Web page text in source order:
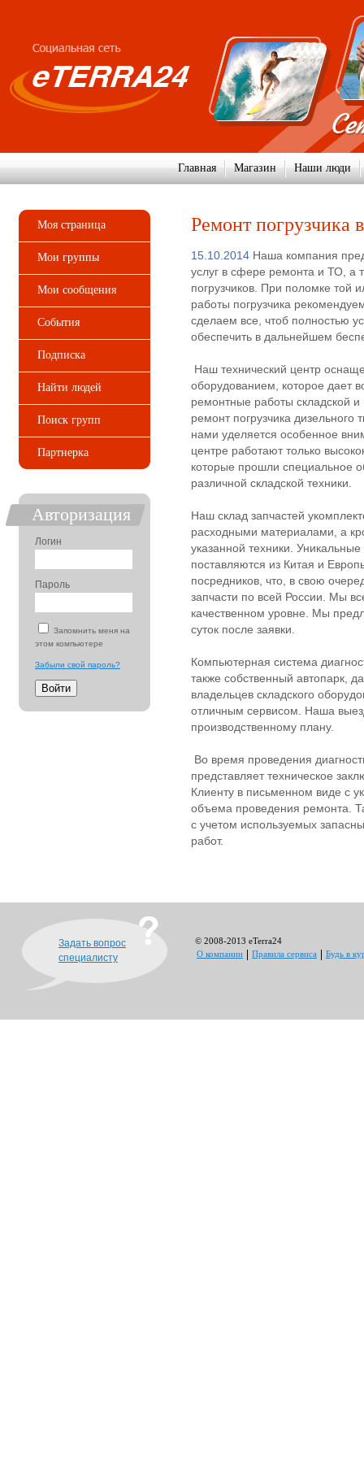
Главная Магазин Наши люди
Ремонт погрузчика
15.10.2014 Наша компания
услуг в сфере ремонта и ТО, а
погрузчиков. При поломке той
работы погрузчика
сделаем все, чтоб полностью
обеспечить в дальнейшем
Наш технический центр
оборудованием, которое дает
ремонтные работы складской и
ремонт погрузчика
нами уделяется особенное
центре работают только
которые прошли специальное
различной складской техники.
Наш склад запчастей
расходными материалами, а
указанной техники.
поставляются из Китая и
посредников, что, в свою
запчасти по всей России. Мы
качественном уровне. Мы
суток после заявки.
Компьютерная система
также собственный автопарк,
владельцев складского
отличным сервисом. Наша
производственному плану.
Во время проведения
представляет техническое
Клиенту в письменном виде с
объема проведения ремонта.
с учетом используемых
работ.
Моя страница
Мои группы
Мои сообщения
События
Подписка
Найти людей
Поиск групп
Партнерка
Авторизация
Логин
Пароль
Запомнить меня на
этом компьютере
Забыли свой пароль?
Задать вопрос
специалисту
© 2008-2013 eTerra24
О компании
Правила сервиса Будь в